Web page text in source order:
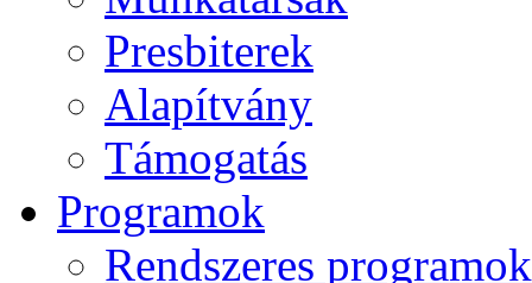
Presbiterek
Alapítvány
Támogatás
Programok
Rendszeres programok